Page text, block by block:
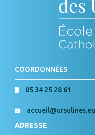
COORDONNÉES
05 34 25 28 61
accueil@ursulines.eu
ADRESSE